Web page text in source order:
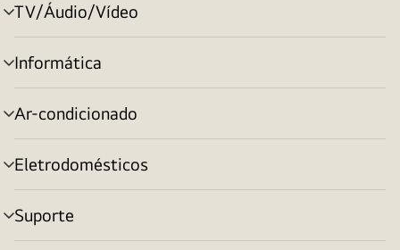
TV/Áudio/Vídeo
alternar
menu
Informática
alternar
menu
Ar-condicionado
alternar
menu
Eletrodomésticos
alternar
menu
Suporte
alternar
menu